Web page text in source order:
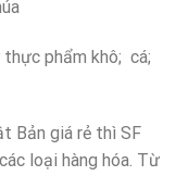
thực phẩm khô; cá;
Bản giá rẻ thì SF
loại hàng hóa. Từ